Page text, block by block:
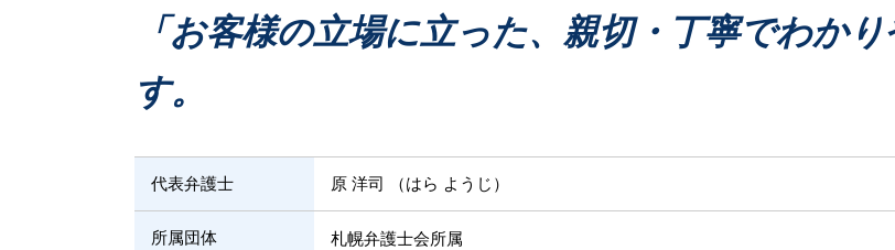
遺産 不動産
限定承認 単純承認
企業債務整理
債務整理 手遅れ
任意整理 弁護士
民事再生とは
破産 弁護士
医療過誤 弁護士
医療過誤 法律事務所
「お客様の立場に立った、親切・丁寧でわか
す。
代表弁護士 原 洋司 （はら ようじ）
所属団体
札幌弁護士会所属